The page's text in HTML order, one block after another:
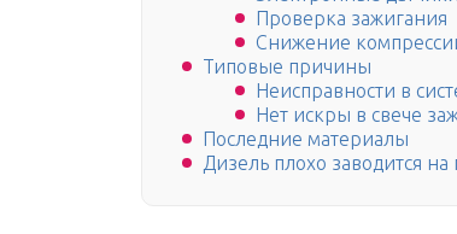
Проверка зажигания
Снижение
Типовые причины
Неисправности в
Нет искры в свече
Последние материалы
Дизель плохо заводится